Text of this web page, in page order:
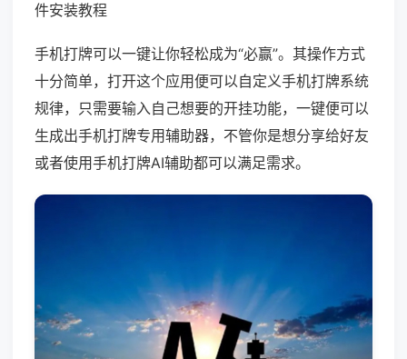
件安装教程
手机打牌可以一键让你轻松成为“必赢”。其操作方式
十分简单，打开这个应用便可以自定义手机打牌系统
规律，只需要输入自己想要的开挂功能，一键便可以
生成出手机打牌专用辅助器，不管你是想分享给好友
或者使用手机打牌AI辅助都可以满足需求。